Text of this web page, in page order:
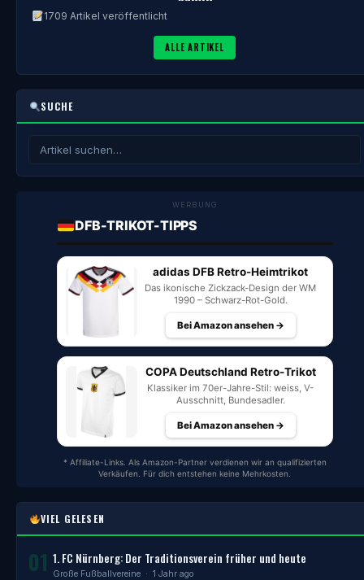
1709 Artikel veröffentlicht
ALLE ARTIKEL
SUCHE
WERBUNG
DFB-TRIKOT-TIPPS
adidas DFB Retro-Heimtrikot
Das ikonische Zickzack-Design der WM
1990 – Schwarz-Rot-Gold.
Bei Amazon ansehen →
COPA Deutschland Retro-Trikot
Klassiker im 70er-Jahre-Stil: weiss, V-
Ausschnitt, Bundesadler.
Bei Amazon ansehen →
* Affiliate-Links. Als Amazon-Partner verdienen wir an qualifizierten
Verkäufen. Für dich entstehen keine Mehrkosten.
VIEL GELESEN
01 1. FC Nürnberg: Der Traditionsverein früher und heute
Große Fußballvereine · 1 Jahr ago